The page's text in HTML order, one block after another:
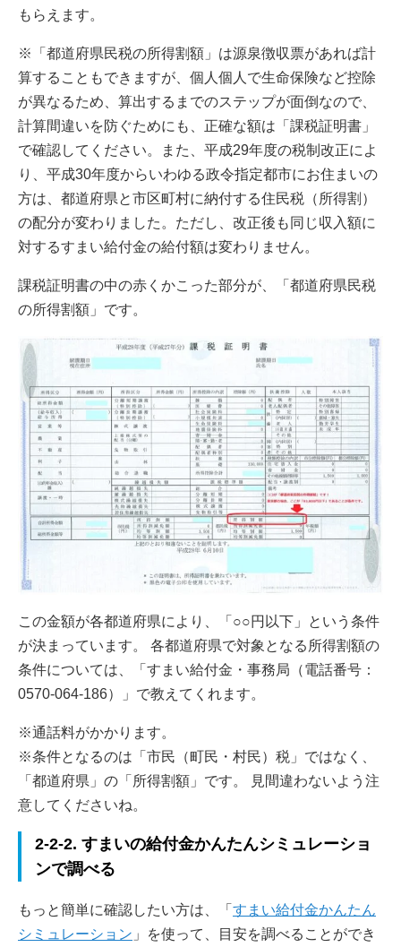
もらえます。
※「都道府県民税の所得割額」は源泉徴収票があれば計
算することもできますが、個人個人で生命保険など控除
が異なるため、算出するまでのステップが面倒なので、
計算間違いを防ぐためにも、正確な額は「課税証明書」
で確認してください。また、平成29年度の税制改正によ
り、平成30年度からいわゆる政令指定都市にお住まいの
方は、都道府県と市区町村に納付する住民税（所得割）
の配分が変わりました。ただし、改正後も同じ収入額に
対するすまい給付金の給付額は変わりません。
課税証明書の中の赤くかこった部分が、「都道府県民税
の所得割額」です。
この金額が各都道府県により、「○○円以下」という条件
が決まっています。 各都道府県で対象となる所得割額の
条件については、「すまい給付金・事務局（電話番号：
0570-064-186）」で教えてくれます。
※通話料がかかります。
※条件となるのは「市民（町民・村民）税」ではなく、
「都道府県」の「所得割額」です。 見間違わないよう注
意してくださいね。
2-2-2. すまいの給付金かんたんシミュレーショ
ンで調べる
もっと簡単に確認したい方は、「 すまい給付金かんたん
シミュレーション 」を使って、目安を調べることができ